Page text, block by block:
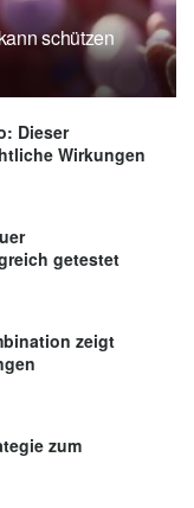
schützen
Dieser
Wirkungen
getestet
zeigt
zum